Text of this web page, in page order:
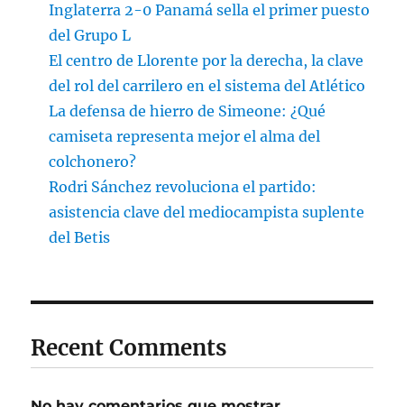
Inglaterra 2-0 Panamá sella el primer puesto
del Grupo L
El centro de Llorente por la derecha, la clave
del rol del carrilero en el sistema del Atlético
La defensa de hierro de Simeone: ¿Qué
camiseta representa mejor el alma del
colchonero?
Rodri Sánchez revoluciona el partido:
asistencia clave del mediocampista suplente
del Betis
Recent Comments